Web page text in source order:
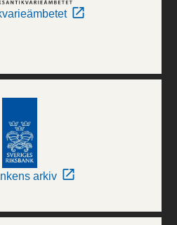
arkiv